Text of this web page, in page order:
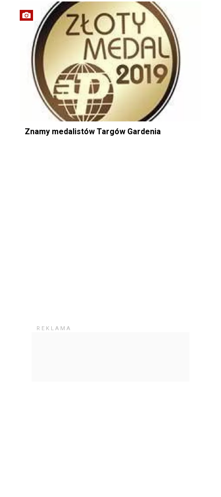
Znamy medalistów Targów Gardenia